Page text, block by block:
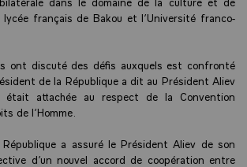
lycée français de Bakou et l’Université franco-
ont discuté des défis auxquels est confronté
de la République a dit au Président Aliev
était attachée au respect de la Convention
de l’Homme.
a assuré le Président Aliev de son
d’un nouvel accord de coopération entre